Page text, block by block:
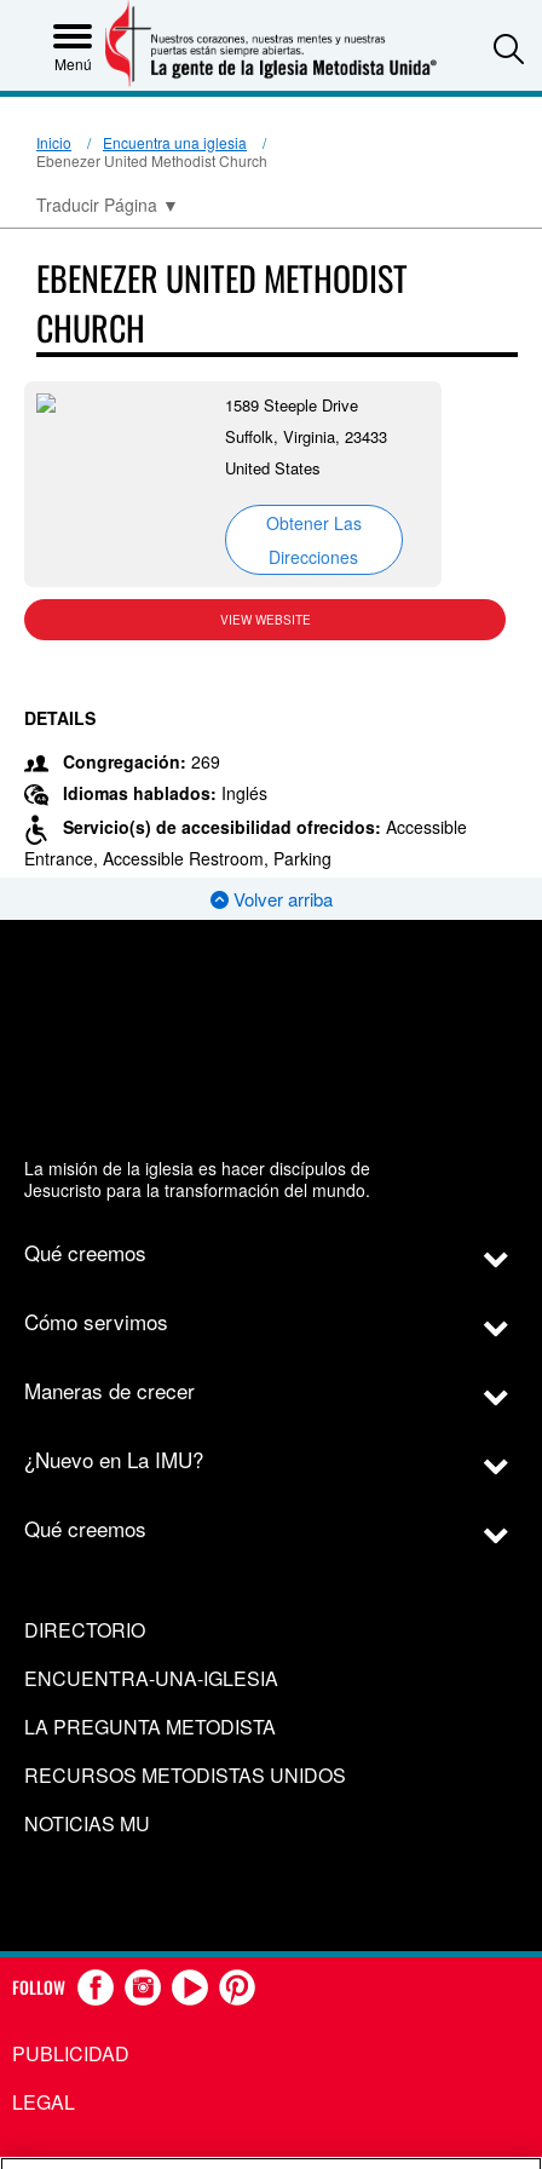
Menú
Inicio
Encuentra una iglesia
Ebenezer United Methodist Church
Traducir Página ▼
EBENEZER UNITED METHODIST
CHURCH
1589 Steeple Drive
Suffolk, Virginia, 23433
United States
Obtener Las
Direcciones
VIEW WEBSITE
DETAILS
Congregación: 269
Idiomas hablados: Inglés
Servicio(s) de accesibilidad ofrecidos: Accessible
Entrance, Accessible Restroom, Parking
Volver arriba
La misión de la iglesia es hacer discípulos de
Jesucristo para la transformación del mundo.
Qué creemos
Cómo servimos
Maneras de crecer
¿Nuevo en La IMU?
Qué creemos
DIRECTORIO
ENCUENTRA-UNA-IGLESIA
LA PREGUNTA METODISTA
RECURSOS METODISTAS UNIDOS
NOTICIAS MU
FOLLOW
PUBLICIDAD
LEGAL